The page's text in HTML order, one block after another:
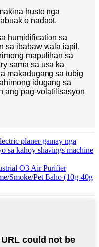
husto nga
o nadaot.
humidification sa
sa ibabaw wala iapil,
mapulihan sa
sama sa usa ka
makadugang sa tubig
idugang sa
ang pag-volatilisasyon
planer gamay nga
sa kahoy shavings machine
O3 Air Purifier
Smoke/Pet Baho (10g-40g